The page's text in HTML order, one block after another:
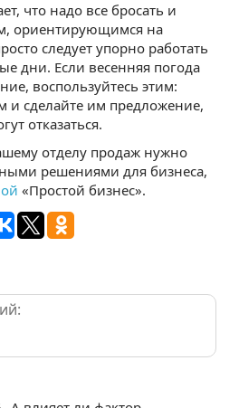
что надо все бросать и
ориентирующимся на
следует упорно работать
дни. Если весенняя погода
воспользуйтесь этим:
и сделайте им предложение,
отказаться.
отделу продаж нужно
решениями для бизнеса,
«Простой бизнес».